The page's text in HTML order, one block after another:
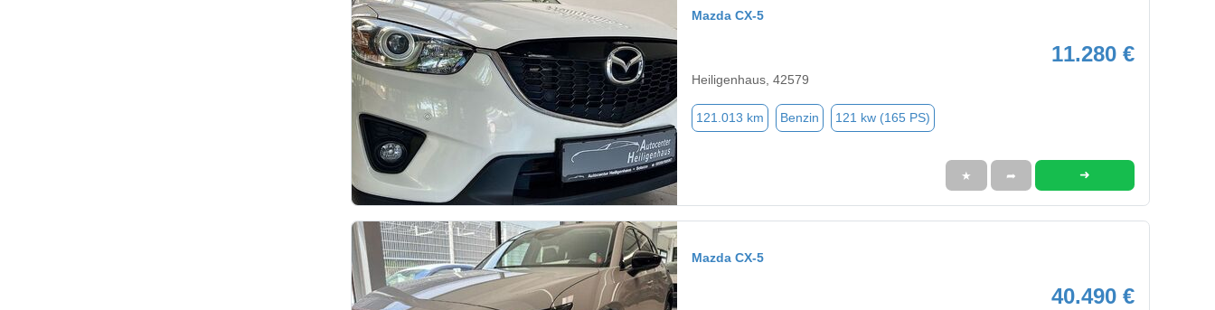
Mazda CX-5
11.280 €
Heiligenhaus, 42579
121.013 km Benzin 121 kw (165 PS)
★ ➦ ➜
Mazda CX-5
40.490 €